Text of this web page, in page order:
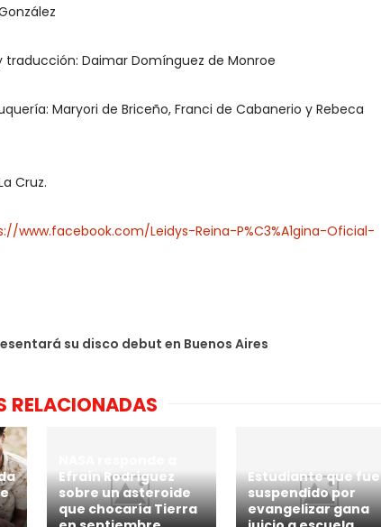
Daimar Domínguez de Monroe
Maryori de Briceño, Franci de Cabanerio y Rebeca
Cruz.
www.facebook.com/Leidys-Reina-P%C3%A1gina-Oficial-
su disco debut en Buenos Aires
RELACIONADAS
Efraín Rodríguez
sobre un asteroide
que chocaría Tierra
Estudiante que fue
suspendido por
evangelizar gana